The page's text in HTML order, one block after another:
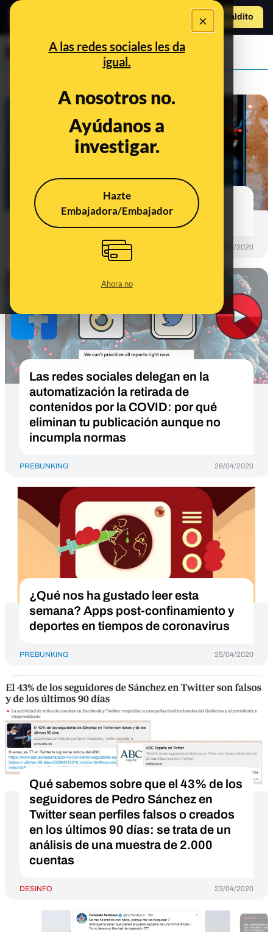
×
A las redes sociales les da
igual.
A nosotros no.
Ayúdanos a
investigar.
Hazte
Embajadora/Embajador
Ahora no
Hazte Maldito
Maldita Tecnología
¿Son seguras las aplicaciones de
videollamadas?
29/04/2020
Las redes sociales delegan en la
automatización la retirada de
contenidos por la COVID: por qué
eliminan tu publicación aunque no
incumpla normas
PREBUNKING 28/04/2020
¿Qué nos ha gustado leer esta
semana? Apps post-confinamiento y
deportes en tiempos de coronavirus
PREBUNKING 25/04/2020
Qué sabemos sobre que el 43% de los
seguidores de Pedro Sánchez en
Twitter sean perfiles falsos o creados
en los últimos 90 días: se trata de un
análisis de una muestra de 2.000
cuentas
DESINFO 23/04/2020